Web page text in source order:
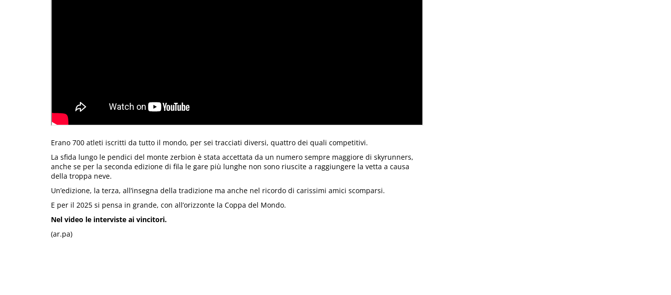
Erano 700 atleti iscritti da tutto il mondo, per sei tracciati diversi, quattro dei quali competitivi.
La sfida lungo le pendici del monte zerbion è stata accettata da un numero sempre maggiore di skyrunners,
anche se per la seconda edizione di fila le gare più lunghe non sono riuscite a raggiungere la vetta a causa
della troppa neve.
Un’edizione, la terza, all’insegna della tradizione ma anche nel ricordo di carissimi amici scomparsi.
E per il 2025 si pensa in grande, con all’orizzonte la Coppa del Mondo.
Nel video le interviste ai vincitori.
(ar.pa)